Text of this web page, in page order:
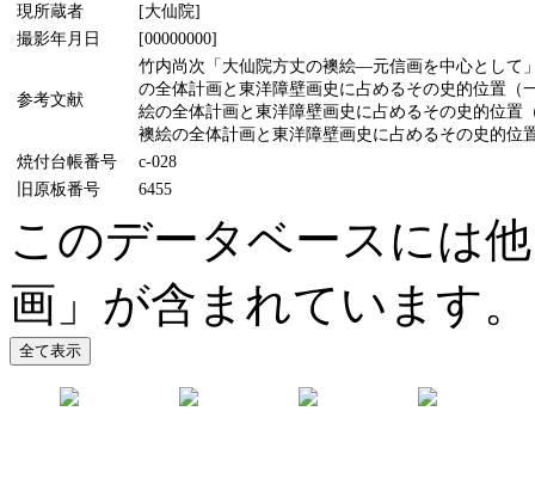
現所蔵者
[大仙院]
撮影年月日
[00000000]
参考文献
竹内尚次「大仙院方丈の襖絵―元信画を中心として
の全体計画と東洋障壁画史に占めるその史的位置（
絵の全体計画と東洋障壁画史に占めるその史的位置
襖絵の全体計画と東洋障壁画史に占めるその史的位
焼付台帳番号
c-028
旧原板番号
6455
このデータベースには
画」が含まれています。